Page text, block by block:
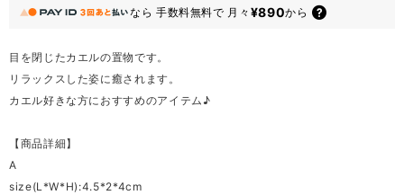
なら 手数料無料で 月々 ¥890から
目を閉じたカエルの置物です。
リラックスした姿に癒されます。
カエル好きな方におすすめのアイテム♪
【商品詳細】
A
size(L*W*H):4.5*2*4cm